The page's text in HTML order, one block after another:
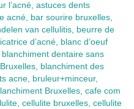
l’acné, astuces dents
acné, bar sourire bruxelles,
van cellulitis, beurre de
d’acné, blanc d’oeuf
dentaire sans
blanchiment des
acne, bruleur+minceur,
Bruxelles, cafe com
cellulite bruxelles, cellulite